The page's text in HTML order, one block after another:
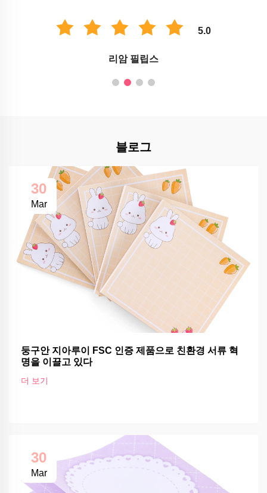
5.0
리암 필립스
블로그
30
Mar
둥구안 지아루이 FSC 인증 제품으로 친환경 서류 혁
명을 이끌고 있다
더 보기
30
Mar